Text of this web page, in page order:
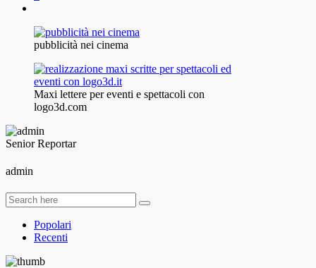
pubblicità nei cinema
Maxi lettere per eventi e spettacoli con
logo3d.com
Senior Reportar
admin
Popolari
Recenti